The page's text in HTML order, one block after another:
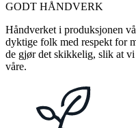
GODT HÅNDVERK
Håndverket i produksjonen
dyktige folk med respekt for
de gjør det skikkelig, slik at
våre.